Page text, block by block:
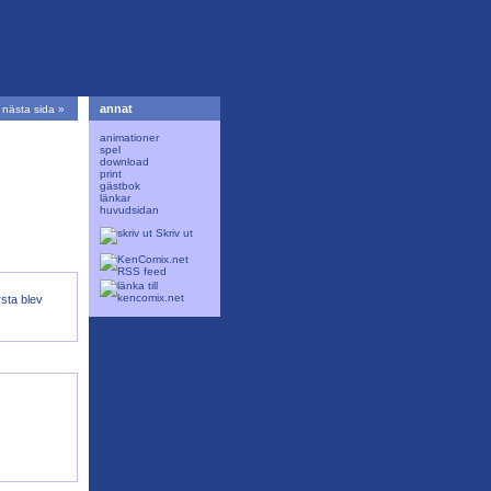
nästa sida »
blev
annat
animationer
spel
download
print
gästbok
länkar
huvudsidan
Skriv ut